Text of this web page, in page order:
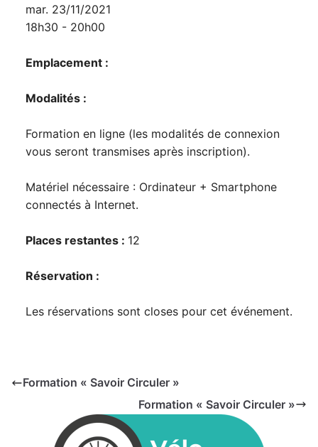
mar. 23/11/2021
18h30 - 20h00
Emplacement :
Modalités :
Formation en ligne (les modalités de connexion
vous seront transmises après inscription).
Matériel nécessaire : Ordinateur + Smartphone
connectés à Internet.
Places restantes : 12
Réservation :
Les réservations sont closes pour cet événement.
Formation « Savoir Circuler »
Formation « Savoir Circuler »